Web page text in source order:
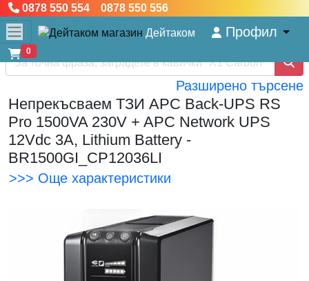
0878 550 554 0878 550 556
Дейтаком Профил
0
Разширено търсене
Непрекъсваем ТЗИ APC Back-UPS RS
Pro 1500VA 230V + APC Network UPS
12Vdc 3A, Lithium Battery -
BR1500GI_CP12036LI
>>> Още характеристики